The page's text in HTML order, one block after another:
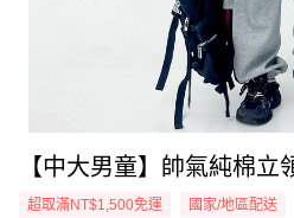
【中大男童】帥氣純棉立
超取滿NT$1,500免運 國家/地區配送